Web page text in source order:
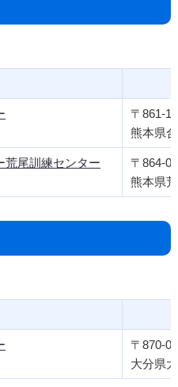
〒861-
熊本県
荒尾訓練センター
〒864-
熊本県
〒870-
大分県